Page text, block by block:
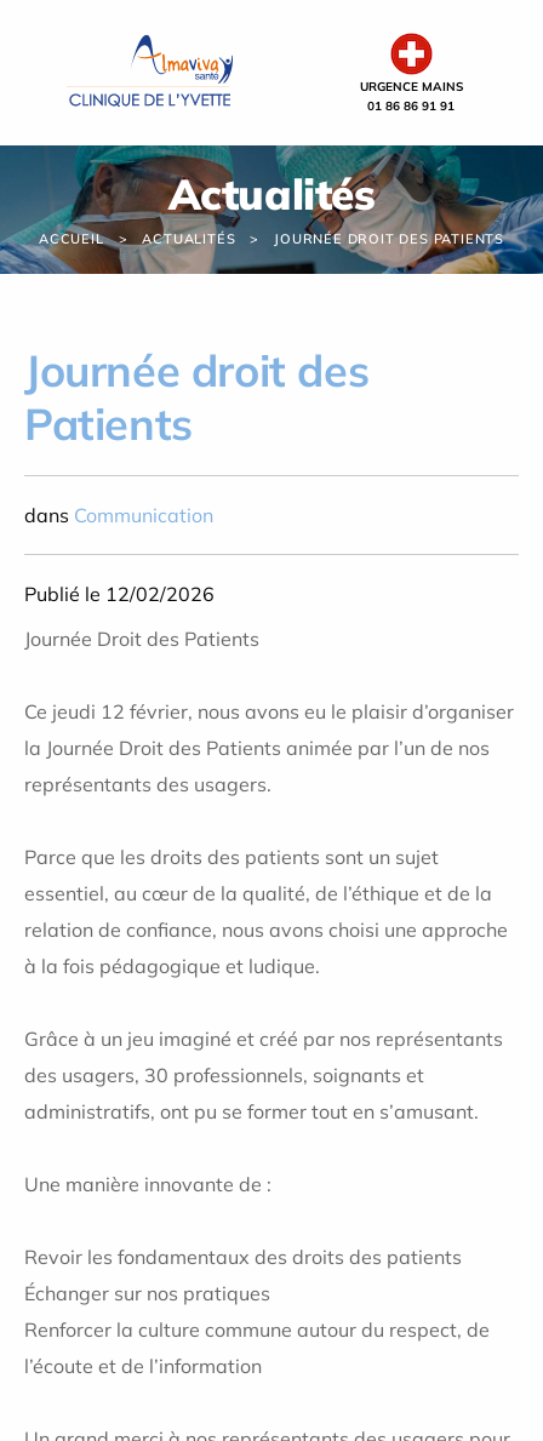
URGENCE MAINS
01 86 86 91 91
Actualités
ACCUEIL ACTUALITÉS JOURNÉE DROIT DES PATIENTS
Journée droit des
Patients
dans Communication
Publié le 12/02/2026
Journée Droit des Patients
Ce jeudi 12 février, nous avons eu le plaisir d’organiser
la Journée Droit des Patients animée par l’un de nos
représentants des usagers.
Parce que les droits des patients sont un sujet
essentiel, au cœur de la qualité, de l’éthique et de la
relation de confiance, nous avons choisi une approche
à la fois pédagogique et ludique.
Grâce à un jeu imaginé et créé par nos représentants
des usagers, 30 professionnels, soignants et
administratifs, ont pu se former tout en s’amusant.
Une manière innovante de :
Revoir les fondamentaux des droits des patients
Échanger sur nos pratiques
Renforcer la culture commune autour du respect, de
l’écoute et de l’information